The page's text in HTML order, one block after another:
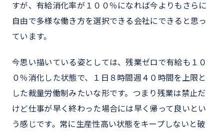
すが、有給消化率が１００％になれば今よりもさらに
自由で多様な働き方を選択できる会社にできると思っ
ています。
今思い描いている姿としては、残業ゼロで有給も１０
０％消化した状態で、１日８時間週４０時間を上限と
した裁量労働制みたいな形です。つまり残業は禁止だ
けど仕事が早く終わった場合には早く帰って良いとい
う感じです。常に生産性高い状態をキープしないと破